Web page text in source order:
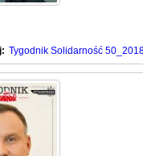
Tygodnik Solidarność